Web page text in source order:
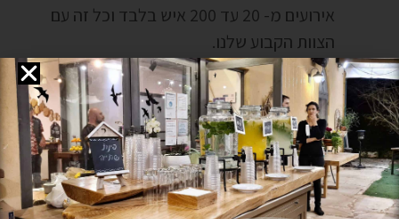
אירועים מ- 20 עד 200 איש בלבד וכל זה עם
הצוות הקבוע שלנו.